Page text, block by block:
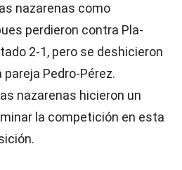
nazarenas como
perdieron contra Pla-
2-1, pero se deshicieron
Pedro-Pérez.
nazarenas hicieron un
la competición en esta